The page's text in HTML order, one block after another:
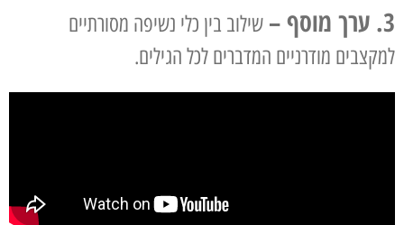
3. ערך מוסף –
שילוב בין כלי נשיפה מסורתיים
למקצבים מודרניים המדברים לכל הגילים.